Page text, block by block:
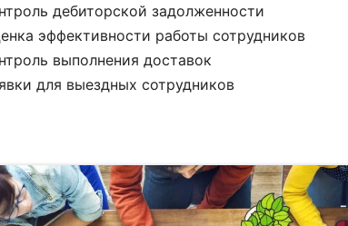
дебиторской задолженности
эффективности работы сотрудников
выполнения доставок
для выездных сотрудников